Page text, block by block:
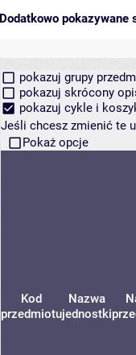
Dodatkowo pokazywane
pokazuj grupy
pokazuj skrócony
pokazuj cykle i
Jeśli chcesz zmienić te
Pokaż opcje
Kod
przedmiotu
Nazwa
jednostki